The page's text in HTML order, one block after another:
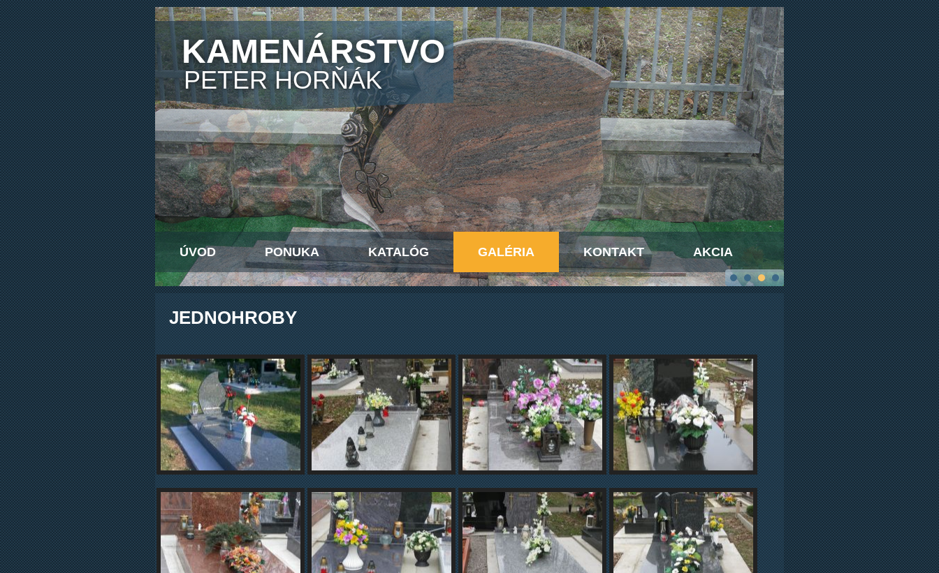
KAMENÁRSTVO
PETER HORŇÁK
ÚVOD PONUKA KATALÓG GALÉRIA KONTAKT AKCIA
JEDNOHROBY